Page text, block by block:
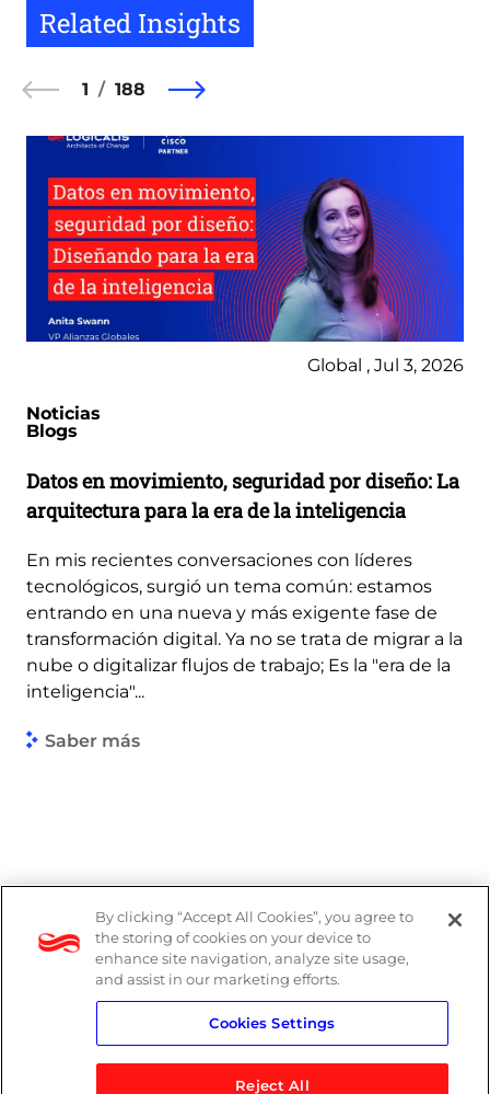
Related Insights
1 188
Global , Jul 3, 2026
Noticias
Blogs
Datos en movimiento, seguridad por diseño: La
arquitectura para la era de la inteligencia
En mis recientes conversaciones con líderes
tecnológicos, surgió un tema común: estamos
entrando en una nueva y más exigente fase de
transformación digital. Ya no se trata de migrar a la
nube o digitalizar flujos de trabajo; Es la "era de la
inteligencia"...
Saber más
By clicking “Accept All Cookies”, you agree to
the storing of cookies on your device to
enhance site navigation, analyze site usage,
and assist in our marketing efforts.
Cookies Settings
Reject All